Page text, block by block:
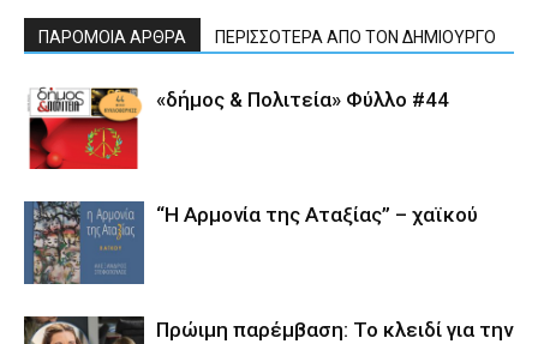
ΠΑΡΟΜΟΙΑ ΑΡΘΡΑ ΠΕΡΙΣΣΟΤΕΡΑ ΑΠΟ ΤΟΝ ΔΗΜΙΟΥΡΓΟ
«δήμος & Πολιτεία» Φύλλο #44
“Η Αρμονία της Αταξίας” – χαϊκού
Πρώιμη παρέμβαση: Το κλειδί για την